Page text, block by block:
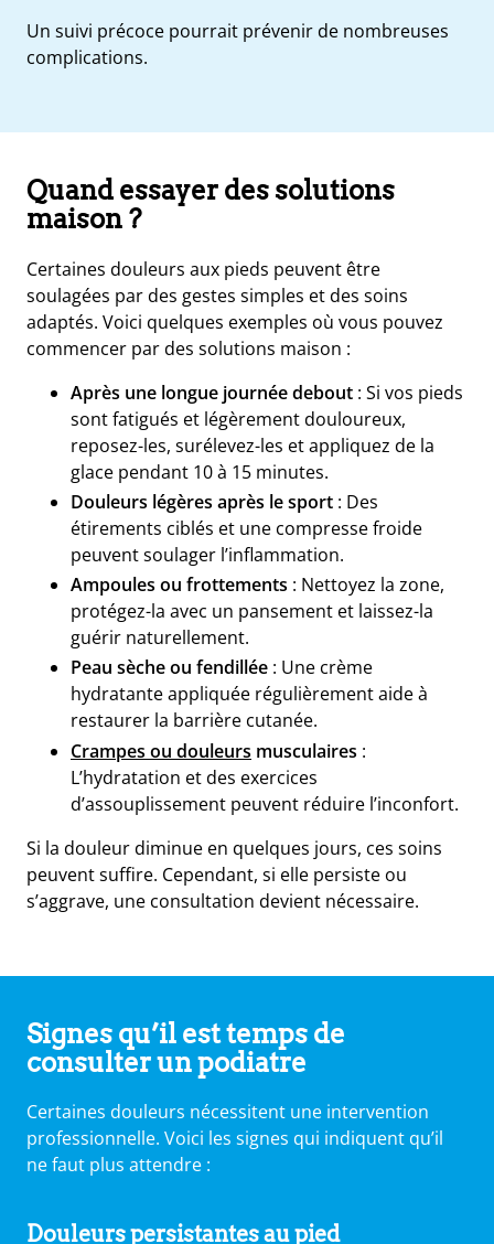
Un suivi précoce pourrait prévenir de nombreuses
complications.
Quand essayer des solutions
maison ?
Certaines douleurs aux pieds peuvent être
soulagées par des gestes simples et des soins
adaptés. Voici quelques exemples où vous pouvez
commencer par des solutions maison :
Après une longue journée debout : Si vos pieds
sont fatigués et légèrement douloureux,
reposez-les, surélevez-les et appliquez de la
glace pendant 10 à 15 minutes.
Douleurs légères après le sport : Des
étirements ciblés et une compresse froide
peuvent soulager l’inflammation.
Ampoules ou frottements : Nettoyez la zone,
protégez-la avec un pansement et laissez-la
guérir naturellement.
Peau sèche ou fendillée : Une crème
hydratante appliquée régulièrement aide à
restaurer la barrière cutanée.
Crampes ou douleurs musculaires :
L’hydratation et des exercices
d’assouplissement peuvent réduire l’inconfort.
Si la douleur diminue en quelques jours, ces soins
peuvent suffire. Cependant, si elle persiste ou
s’aggrave, une consultation devient nécessaire.
Signes qu’il est temps de
consulter un podiatre
Certaines douleurs nécessitent une intervention
professionnelle. Voici les signes qui indiquent qu’il
ne faut plus attendre :
Douleurs persistantesau pied